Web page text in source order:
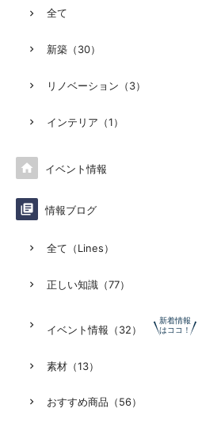
全て
新築（30）
リノベーション（3）
インテリア（1）
 イベント情報
 情報ブログ
全て（Lines）
正しい知識（77）
イベント情報（32）
新着情報
はココ！
素材（13）
おすすめ商品（56）